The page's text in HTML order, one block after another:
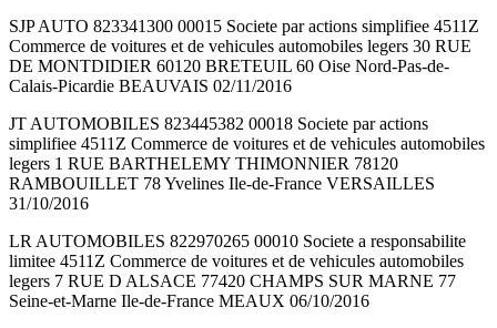
SJP AUTO 823341300 00015 Societe par actions simplifiee 4511Z
Commerce de voitures et de vehicules automobiles legers 30 RUE
DE MONTDIDIER 60120 BRETEUIL 60 Oise Nord-Pas-de-
Calais-Picardie BEAUVAIS 02/11/2016
JT AUTOMOBILES 823445382 00018 Societe par actions
simplifiee 4511Z Commerce de voitures et de vehicules automobiles
legers 1 RUE BARTHELEMY THIMONNIER 78120
RAMBOUILLET 78 Yvelines Ile-de-France VERSAILLES
31/10/2016
LR AUTOMOBILES 822970265 00010 Societe a responsabilite
limitee 4511Z Commerce de voitures et de vehicules automobiles
legers 7 RUE D ALSACE 77420 CHAMPS SUR MARNE 77
Seine-et-Marne Ile-de-France MEAUX 06/10/2016